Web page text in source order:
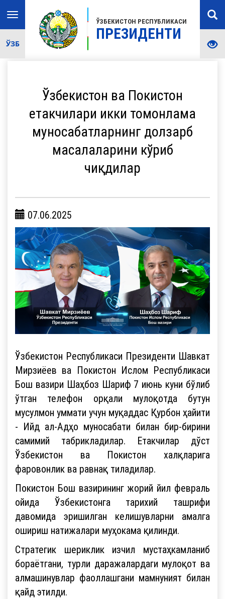
ЎЗБЕКИСТОН РЕСПУБЛИКАСИ
ПРЕЗИДЕНТИ
Toggle
navigation
ЎЗБ
Ўзбекистон ва Покистон
етакчилари икки томонлама
муносабатларнинг долзарб
масалаларини кўриб
чиқдилар
07.06.2025
Ўзбекистон Республикаси Президенти Шавкат
Мирзиёев ва Покистон Ислом Республикаси
Бош вазири Шаҳбоз Шариф 7 июнь куни бўлиб
ўтган телефон орқали мулоқотда бутун
мусулмон уммати учун муқаддас Қурбон ҳайити
- Ийд ал-Адҳо муносабати билан бир-бирини
самимий табрикладилар. Етакчилар дўст
Ўзбекистон ва Покистон халқларига
фаровонлик ва равнақ тиладилар.
Покистон Бош вазирининг жорий йил февраль
ойида Ўзбекистонга тарихий ташрифи
давомида эришилган келишувларни амалга
ошириш натижалари муҳокама қилинди.
Стратегик шериклик изчил мустаҳкамланиб
бораётгани, турли даражалардаги мулоқот ва
алмашинувлар фаоллашгани мамнуният билан
қайд этилди.